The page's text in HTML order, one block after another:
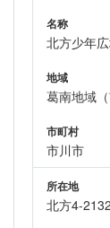
名称
北方少年
地域
葛南地域
市町村
市川市
所在地
北方4-2132